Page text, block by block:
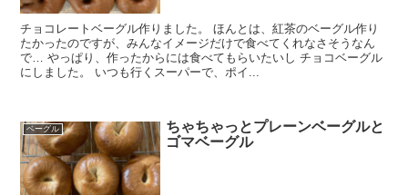
チョコレートベーグル作りました。 ほんとは、紅茶のベーグル作り
たかったのですが、みんなイメージだけで食べてくれなさそうなん
で… やっぱり、作ったからには食べてもらいたいし チョコベーグル
にしました。 いつも行くスーパーで、ポイ...
ベーグル
ちゃちゃっとプレーンベーグルと
ゴマベーグル